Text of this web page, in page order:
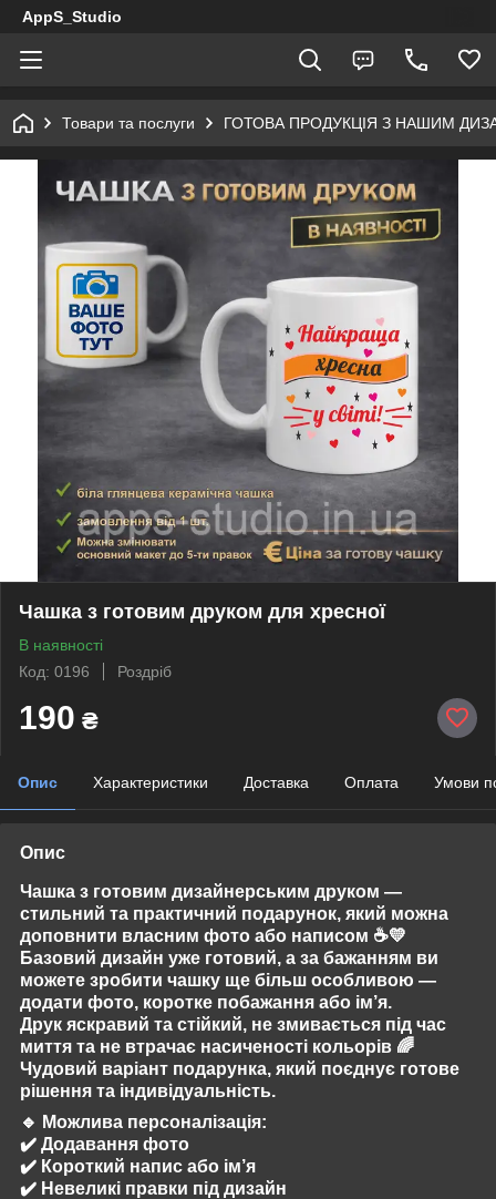
AppS_Studio
Товари та послуги ГОТОВА ПРОДУКЦІЯ З НАШИМ
Чашка з готовим друком для хресної
В наявності
Код: 0196
Роздріб
190 ₴
Опис Характеристики Доставка Оплата Умови
Опис
Чашка з готовим дизайнерським друком —
стильний та практичний подарунок, який можна
доповнити власним фото або написом ☕💛
Базовий дизайн уже готовий, а за бажанням ви
можете зробити чашку ще більш особливою —
додати фото, коротке побажання або ім’я.
Друк яскравий та стійкий, не змивається під час
миття та не втрачає насиченості кольорів 🌈
Чудовий варіант подарунка, який поєднує готове
рішення та індивідуальність.
🔹 Можлива персоналізація:
✔️ Додавання фото
✔️ Короткий напис або ім’я
✔️ Невеликі правки під дизайн